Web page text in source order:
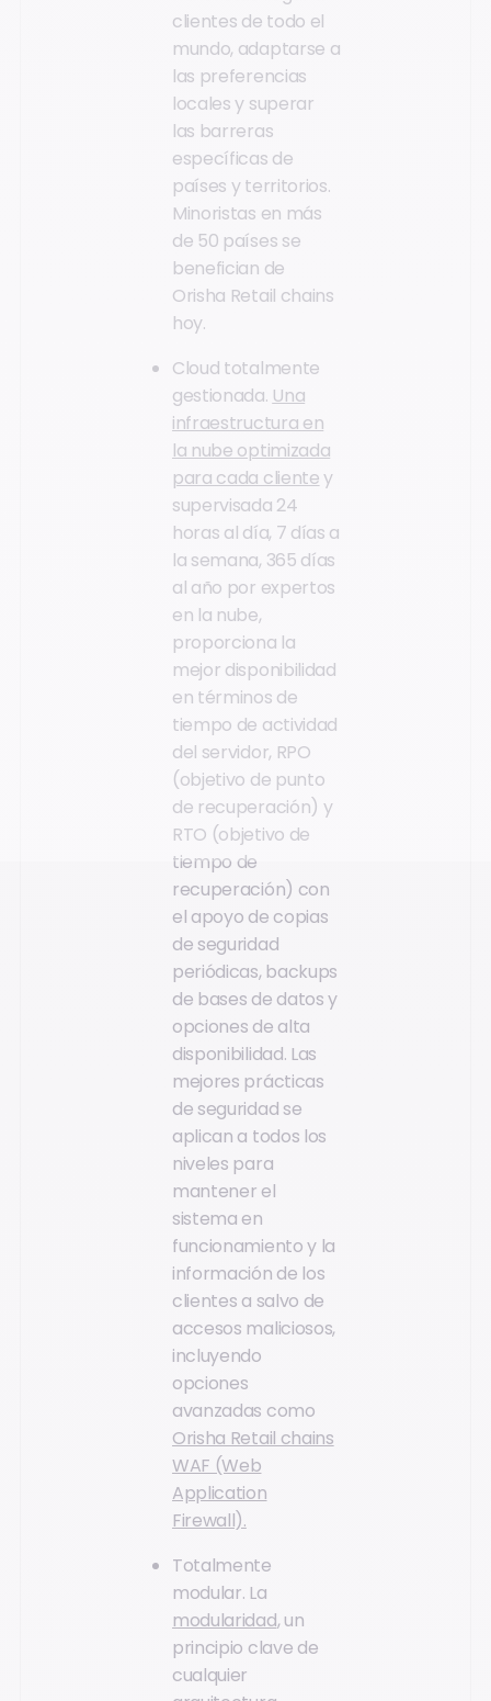
clientes de todo el
mundo, adaptarse a
las preferencias
locales y superar
las barreras
específicas de
países y territorios.
Minoristas en más
de 50 países se
benefician de
Orisha Retail chains
hoy.
Cloud totalmente
gestionada. Una
infraestructura en
la nube optimizada
para cada clientey
supervisada 24
horas al día, 7 días a
la semana, 365 días
al año por expertos
en la nube,
proporciona la
mejor disponibilidad
en términos de
tiempo de actividad
del servidor, RPO
(objetivo de punto
de recuperación) y
RTO (objetivo de
tiempo de
recuperación) con
el apoyo de copias
de seguridad
periódicas, backups
de bases de datos y
opciones de alta
disponibilidad. Las
mejores prácticas
de seguridad se
aplican a todos los
niveles para
mantener el
sistema en
funcionamiento y la
información de los
clientes a salvo de
accesos maliciosos,
incluyendo
opciones
avanzadas como
Orisha Retail chains
WAF (Web
Application
Firewall).
Totalmente
modular. La
modularidad, un
principio clave de
cualquier